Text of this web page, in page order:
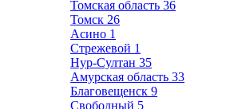
Томская область 36
Томск 26
Асино 1
Стрежевой 1
Нур-Султан 35
Амурская область 33
Благовещенск 9
Свободный 5